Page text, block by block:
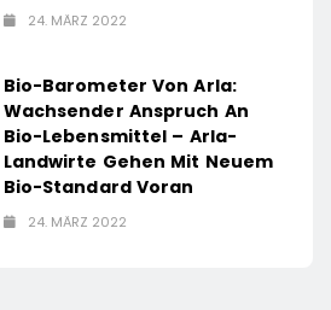
24. MÄRZ 2022
Bio-Barometer Von Arla:
Wachsender Anspruch An
Bio-Lebensmittel – Arla-
Landwirte Gehen Mit Neuem
Bio-Standard Voran
24. MÄRZ 2022